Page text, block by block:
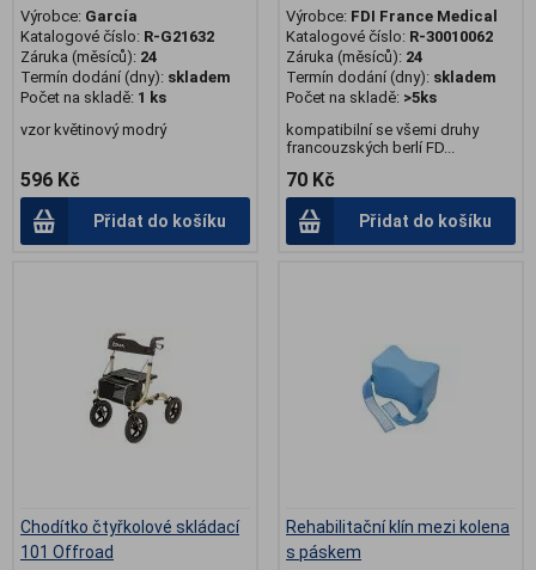
Výrobce: García
Katalogové číslo: R-G21632
Záruka (měsíců): 24
Termín dodání (dny): skladem
Počet na skladě: 1 ks
vzor květinový modrý
596 Kč
Přidat do košíku
Výrobce: FDI France Medical
Katalogové číslo: R-30010062
Záruka (měsíců): 24
Termín dodání (dny): skladem
Počet na skladě: >5ks
kompatibilní se všemi druhy
francouzských berlí FD...
70 Kč
Přidat do košíku
Chodítko čtyřkolové skládací
101 Offroad
Rehabilitační klín mezi kolena
s páskem